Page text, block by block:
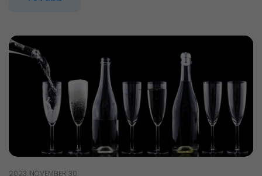
2023. NOVEMBER 30.